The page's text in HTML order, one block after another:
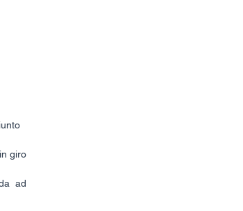
giro
ad